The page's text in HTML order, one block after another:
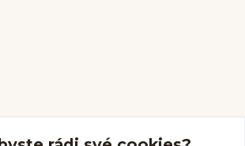
731 681 038